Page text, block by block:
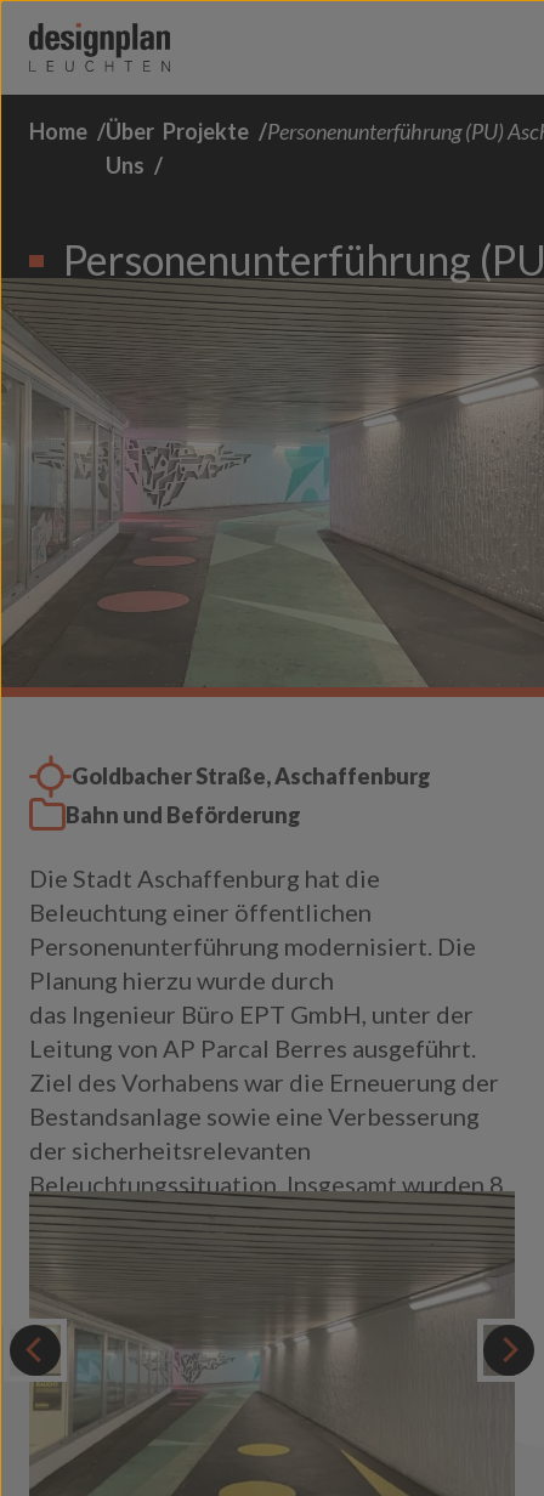
Über Uns
Produkte
Kontakt
FAQs
Home
Über
Uns
Projekte Personenunterführung (PU)
Personenunterführung
Goldbacher Straße, Aschaffenburg
Bahn und Beförderung
Die Stadt Aschaffenburg hat die
Beleuchtung einer öffentlichen
Personenunterführung modernisiert. Die
Planung hierzu wurde durch
das Ingenieur Büro EPT GmbH, unter der
Leitung von AP Parcal Berres ausgeführt.
Ziel des Vorhabens war die Erneuerung der
Bestandsanlage sowie eine Verbesserung
der sicherheitsrelevanten
Beleuchtungssituation. Insgesamt wurden 8
Leuchten des
Typs
Tuscan 89 Angledinstalliert.